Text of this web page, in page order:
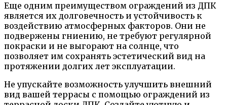
Еще одним преимуществом ограждений из ДПК
является их долговечность и устойчивость к
воздействию атмосферных факторов. Они не
подвержены гниению, не требуют регулярной
покраски и не выгорают на солнце, что
позволяет им сохранять эстетический вид на
протяжении долгих лет эксплуатации.
Не упускайте возможность улучшить внешний
вид вашей террасы с помощью ограждений из